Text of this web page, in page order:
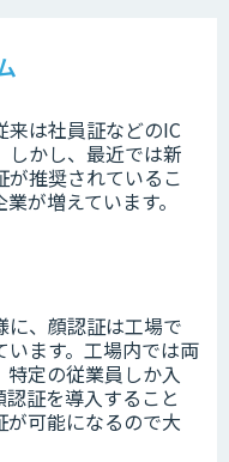
来は社員証などのIC
しかし、最近では新
推奨されているこ
が増えています。
に、顔認証は工場で
ます。工場内では両
定の従業員しか入
証を導入すること
可能になるので大